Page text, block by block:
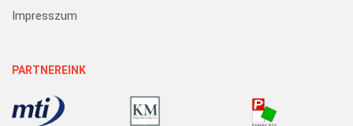
Impresszum
PARTNEREINK